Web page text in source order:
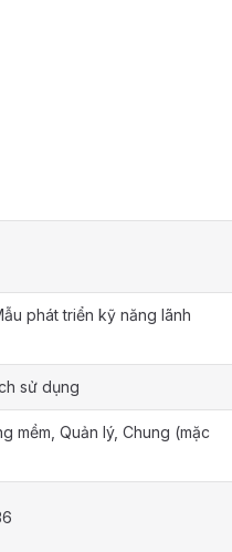
phát triển kỹ năng lãnh
sử dụng
mềm, Quản lý, Chung (mặc